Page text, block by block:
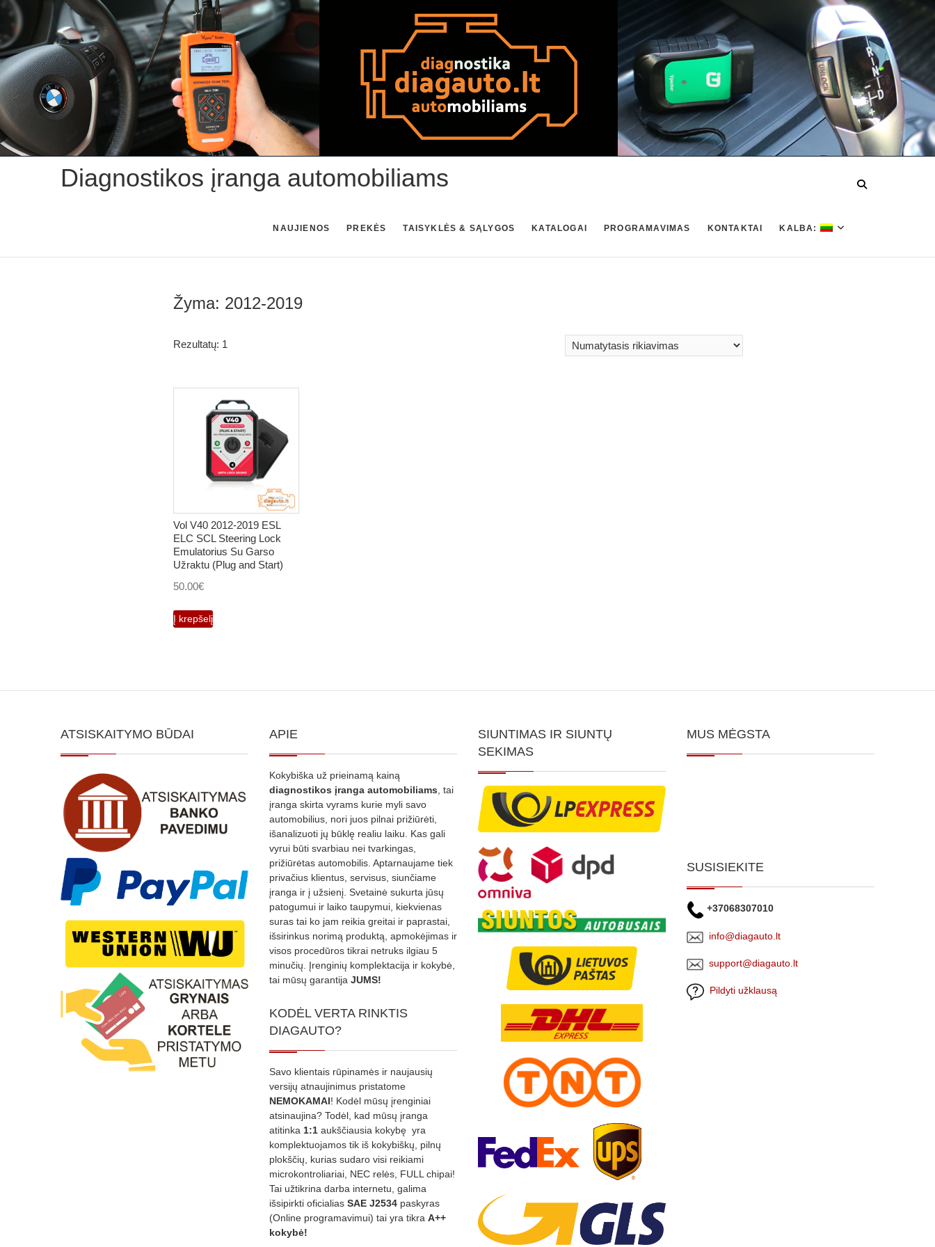
Skip
content
Diagnostikos įranga automobiliams
NAUJIENOS PREKĖS TAISYKLĖS & SĄLYGOS KATALOGAI PROGRAMAVIMAS KONTAKTAI KALBA:
Žyma: 2012-2019
Rezultatų: 1
Vol V40 2012-2019 ESL
ELC SCL Steering Lock
Emulatorius Su Garso
Užraktu (Plug and Start)
50.00€
Į krepšelį
ATSISKAITYMO BŪDAI APIE
Kokybiška už prieinamą kainą
diagnostikos įranga automobiliams , tai
įranga skirta vyrams kurie myli savo
automobilius, nori juos pilnai prižiūrėti,
išanalizuoti jų būklę realiu laiku. Kas gali
vyrui būti svarbiau nei tvarkingas,
prižiūrėtas automobilis. Aptarnaujame tiek
privačius klientus, servisus, siunčiame
įranga ir į užsienį. Svetainė sukurta jūsų
patogumui ir laiko taupymui, kiekvienas
suras tai ko jam reikia greitai ir paprastai,
išsirinkus norimą produktą, apmokėjimas ir
visos procedūros tikrai netruks ilgiau 5
minučių. Įrenginių komplektacija ir kokybė,
tai mūsų garantija JUMS!
KODĖL VERTA RINKTIS
DIAGAUTO?
Savo klientais rūpinamės ir naujausių
versijų atnaujinimus pristatome
NEMOKAMAI! Kodėl mūsų įrenginiai
atsinaujina? Todėl, kad mūsų įranga
atitinka 1:1 aukščiausia kokybę yra
komplektuojamos tik iš kokybiškų, pilnų
plokščių, kurias sudaro visi reikiami
microkontroliariai, NEC relės, FULL chipai!
Tai užtikrina darba internetu, galima
išsipirkti oficialias SAE J2534 paskyras
(Online programavimui) tai yra tikra A++
kokybė!
SIUNTIMAS IR SIUNTŲ
SEKIMAS
MUS MĖGSTA
SUSISIEKITE
+37068307010
info@diagauto.lt
support@diagauto.lt
Pildyti užklausą